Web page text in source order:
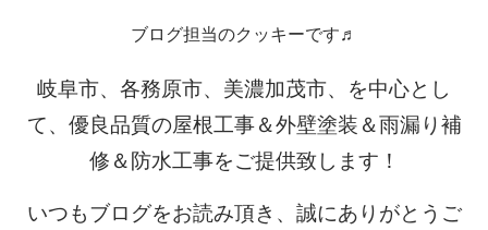
ブログ担当のクッキーです♬
岐阜市、各務原市、美濃加茂市、を中心とし
て、優良品質の屋根工事＆外壁塗装＆雨漏り補
修＆防水工事をご提供致します！
いつもブログをお読み頂き、誠にありがとうご